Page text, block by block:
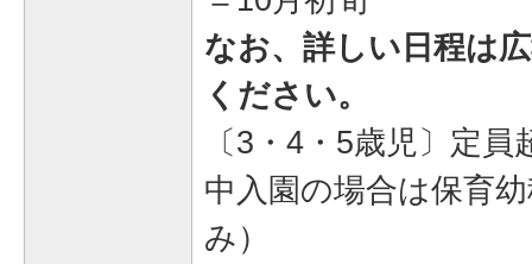
なお、詳しい日程は
ください。
〔3・4・5歳児〕定
中入園の場合は保育
み）